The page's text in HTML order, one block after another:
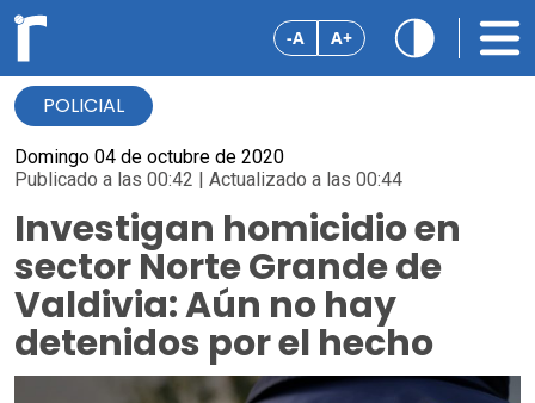
-A A+
POLICIAL
Domingo 04 de octubre de 2020
Publicado a las 00:42 | Actualizado a las 00:44
Investigan homicidio en
sector Norte Grande de
Valdivia: Aún no hay
detenidos por el hecho